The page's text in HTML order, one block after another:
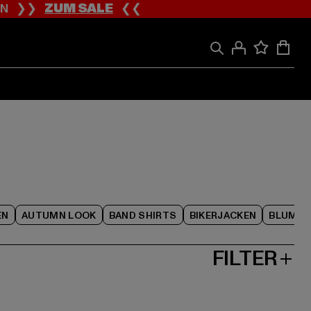
❯❯ZUM SALE❮❮
AUTUMN LOOK BAND SHIRTS BIKERJACKEN
FILTER